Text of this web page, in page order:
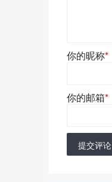
你的昵称*
你的邮箱*
提交评论